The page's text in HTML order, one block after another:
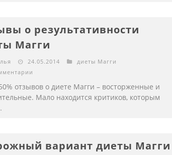
о результативности
Магги
24.05.2014
диеты Магги
отзывов о диете Магги – восторженные и
Мало находится критиков, которым
вариант диеты Магги